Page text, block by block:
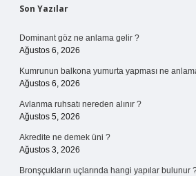
Sidebar
Son Yazılar
Dominant göz ne anlama gelir ?
Ağustos 6, 2026
Kumrunun balkona yumurta yapması ne
Ağustos 6, 2026
Avlanma ruhsatı nereden alınır ?
Ağustos 5, 2026
Akredite ne demek üni ?
Ağustos 3, 2026
Bronşçukların uçlarında hangi yapılar bulunur